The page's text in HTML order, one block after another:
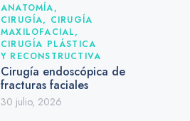
ANATOMÍA,
CIRUGÍA, CIRUGÍA
MAXILOFACIAL,
CIRUGÍA PLÁSTICA
Y RECONSTRUCTIVA
Cirugía endoscópica de
fracturas faciales
30 julio, 2026